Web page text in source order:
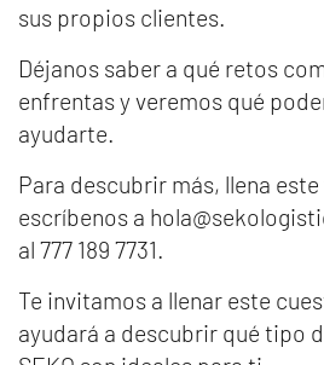
sus propios clientes.
Déjanos saber a qué retos
enfrentas y veremos qué
ayudarte.
Para descubrir más, llena
escríbenos a
al 777 189 7731.
Te invitamos a llenar este
ayudará a descubrir qué tipo